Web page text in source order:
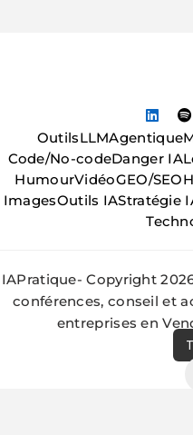
OutilsLLMAgentique
Code/No-codeDanger IA
HumourVidéoGEO/SEO
ImagesOutils IAStratégie
IAPratique- Copyright
conférences, conseil et
entreprises en